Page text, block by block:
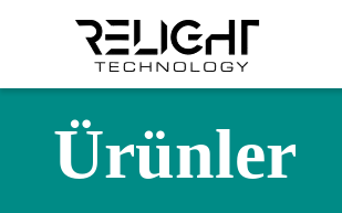
Ürünler